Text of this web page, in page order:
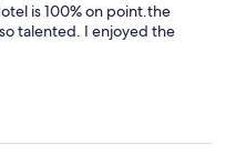
is 100% on point.the
talented. I enjoyed the